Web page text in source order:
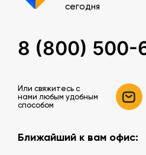
сегодня
8 (800) 500-
Или свяжитесь c
нами любым удобным
способом
Ближайший к вам офис: